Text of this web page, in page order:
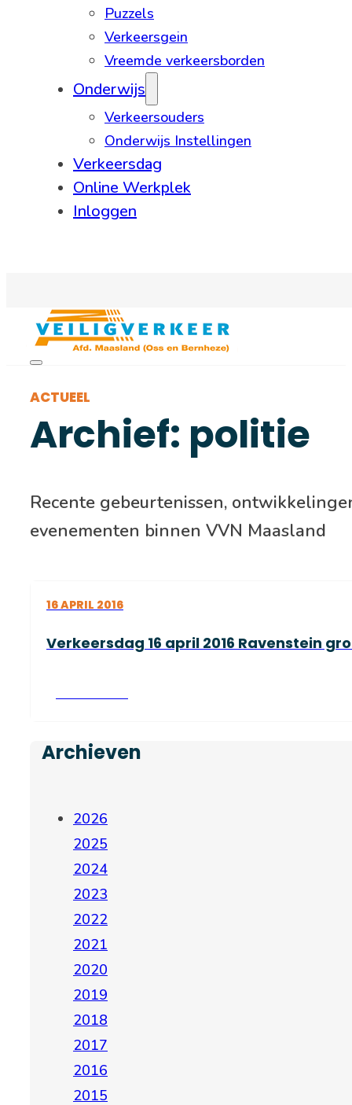
Puzzels
Verkeersgein
Vreemde verkeersborden
Onderwijs
Verkeersouders
Onderwijs Instellingen
Verkeersdag
Online Werkplek
Inloggen
ACTUEEL
Archief: politie
Recente gebeurtenissen,
evenementen binnen VVN Maasland
16 APRIL 2016
Verkeersdag 16 april 2016 Ravenstein
Archieven
2026
2025
2024
2023
2022
2021
2020
2019
2018
2017
2016
2015